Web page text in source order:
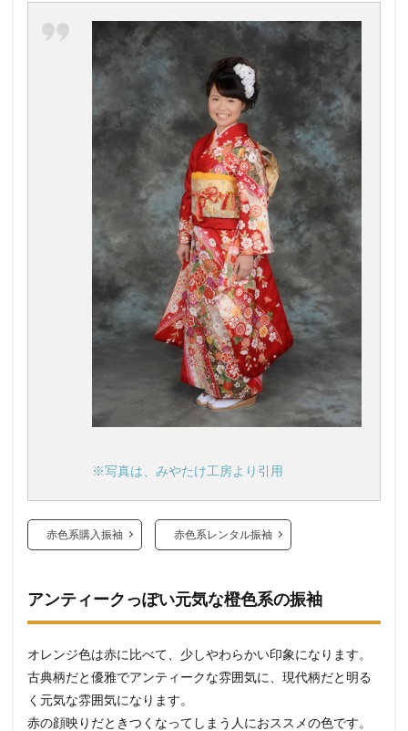
※写真は、みやたけ工房より引用
赤色系購入振袖 赤色系レンタル振袖
アンティークっぽい元気な橙色系の振袖
オレンジ色は赤に比べて、少しやわらかい印象になります。
古典柄だと優雅でアンティークな雰囲気に、現代柄だと明る
く元気な雰囲気になります。
赤の顔映りだときつくなってしまう人におススメの色です。